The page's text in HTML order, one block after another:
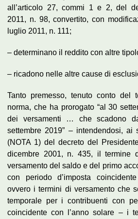
all’articolo 27, commi 1 e 2, del
2011, n. 98, convertito, con
luglio 2011, n. 111;
– determinano il reddito con altre
– ricadono nelle altre cause di
Tanto premesso, tenuto conto del
norma, che ha prorogato “al 30
dei versamenti … che scadono
settembre 2019” – intendendosi, ai
(NOTA 1) del decreto del
dicembre 2001, n. 435, il termine
versamento del saldo e del primo
con periodo d’imposta
ovvero i termini di versamento che
temporale per i contribuenti con
coincidente con l’anno solare – i